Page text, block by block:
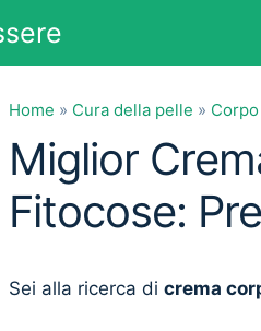
Home » Cura della pelle » Corpo
Miglior
Fitocose:
Sei alla ricerca di crema